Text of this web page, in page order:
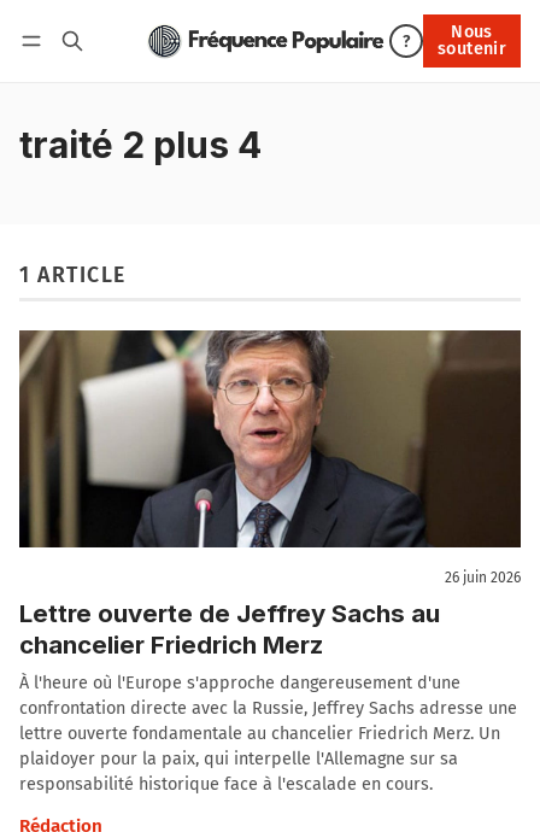
?
Nous
soutenir
Nous soutenir
traité 2 plus 4
1 ARTICLE
26 juin 2026
Lettre ouverte de Jeffrey Sachs au
chancelier Friedrich Merz
À l'heure où l'Europe s'approche dangereusement d'une
confrontation directe avec la Russie, Jeffrey Sachs adresse une
lettre ouverte fondamentale au chancelier Friedrich Merz. Un
plaidoyer pour la paix, qui interpelle l'Allemagne sur sa
responsabilité historique face à l'escalade en cours.
Rédaction